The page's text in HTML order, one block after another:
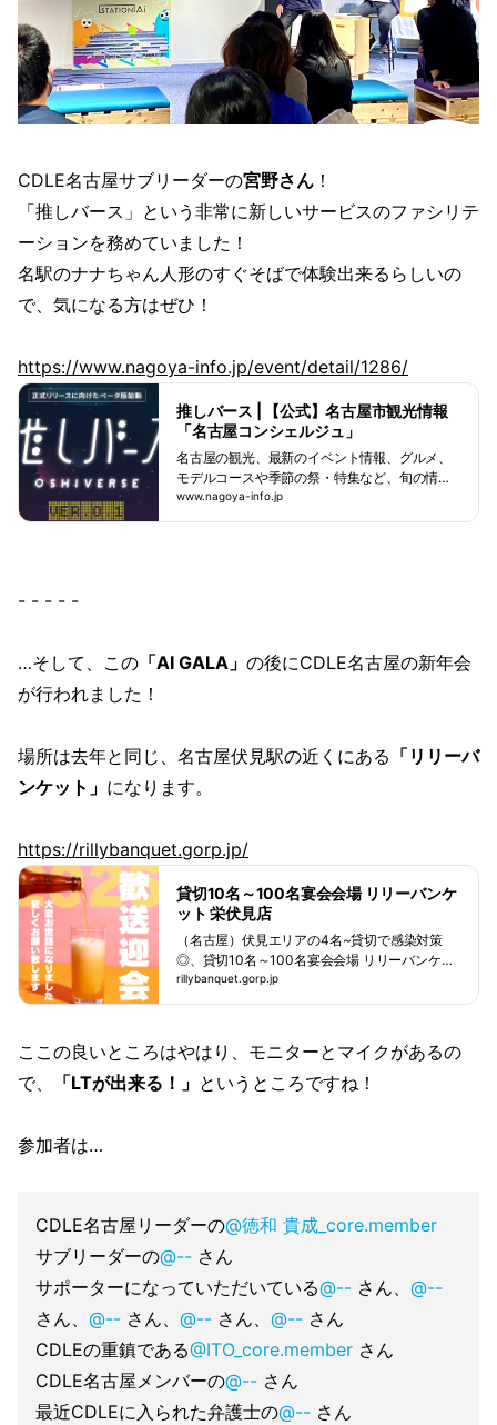
CDLE名古屋サブリーダーの宮野さん ！
「推しバース」という非常に新しいサービスのファシリテ
ーションを務めていました！
名駅のナナちゃん人形のすぐそばで体験出来るらしいの
で、気になる方はぜひ！
https://www.nagoya-info.jp/event/detail/1286/
推しバース | 【公式】名古屋市観光情報
「名古屋コンシェルジュ」
名古屋の観光、最新のイベント情報、グルメ、
モデルコースや季節の祭・特集など、旬の情報
をお届けする名古屋の公式観光情報サイトで
www.nagoya-info.jp
- - - - -
…そして、この 「AI GALA」 の後にCDLE名古屋の新年会
が行われました！
場所は去年と同じ、名古屋伏見駅の近くにある 「リリーバ
ンケット」 になります。
https://rillybanquet.gorp.jp/
貸切10名～100名宴会会場 リリーバンケ
ット 栄伏見店
（名古屋）伏見エリアの4名~貸切で感染対策
◎、貸切10名～100名宴会会場 リリーバンケッ
ト 栄伏見店のオフィシャルページです。お店の
rillybanquet.gorp.jp
ここの良いところはやはり、モニターとマイクがあるの
で、
「LTが出来る！」 というところですね！
参加者は…
CDLE名古屋リーダーの@徳和 貴成_core.member
サブリーダーの@-- さん
サポーターになっていただいている@-- さん、 @--
さん、 @-- さん、 @-- さん、 @-- さん
CDLEの重鎮である@ITO_core.member さん
CDLE名古屋メンバーの@-- さん
最近CDLEに入られた弁護士の@-- さん